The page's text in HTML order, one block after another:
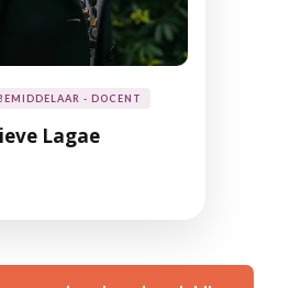
- DOCENT
Lagae